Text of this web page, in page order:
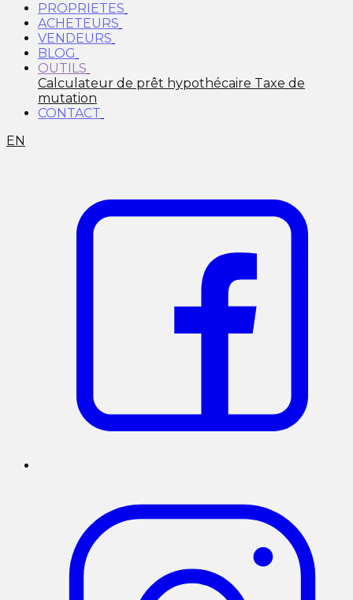
PROPRIETES
ACHETEURS
VENDEURS
BLOG
OUTILS
Calculateur de prêt hypothécaire Taxe de
mutation
CONTACT
EN